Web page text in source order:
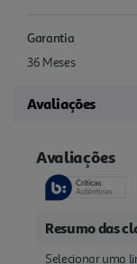
Garantia
36 Meses
Avaliações